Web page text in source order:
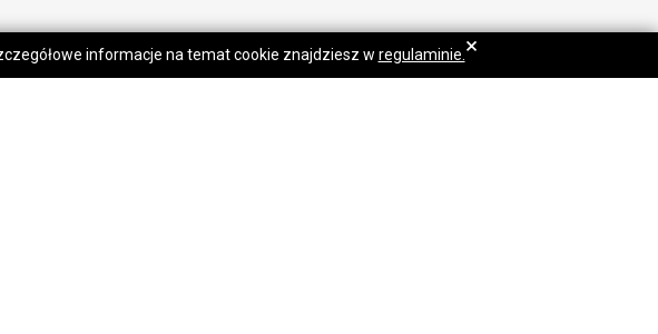
informacje na temat cookie znajdziesz w regulaminie. ×